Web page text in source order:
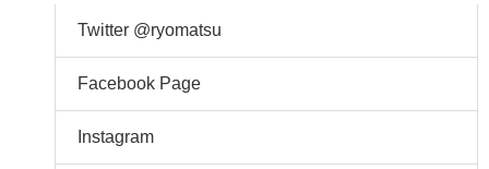
Twitter @ryomatsu
Facebook Page
Instagram